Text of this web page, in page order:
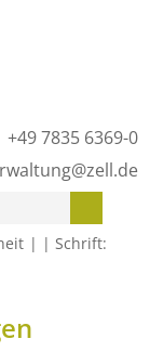
+49 7835 6369-0
Schrift: